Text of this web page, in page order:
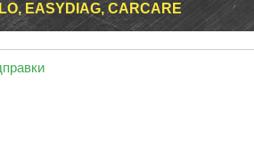
EASYDIAG, CARCARE